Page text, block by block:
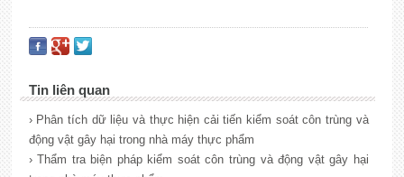
Tin liên quan
› Phân tích dữ liệu và thực hiện cải tiến kiểm soát côn trùng và
động vật gây hại trong nhà máy thực phẩm
› Thẩm tra biện pháp kiểm soát côn trùng và động vật gây hại